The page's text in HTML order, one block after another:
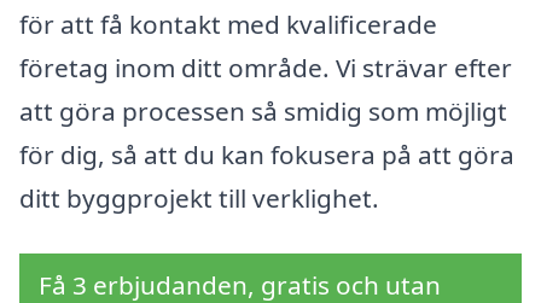
för att få kontakt med kvalificerade
företag inom ditt område. Vi strävar efter
att göra processen så smidig som möjligt
för dig, så att du kan fokusera på att göra
ditt byggprojekt till verklighet.
Få 3 erbjudanden, gratis och utan